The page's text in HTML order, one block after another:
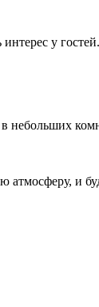
у гостей.
небольших
и